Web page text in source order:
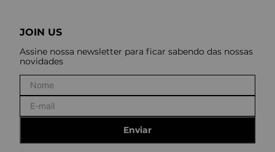
JOIN US
Assine nossa newsletter para ficar sabendo das nossas
novidades
Enviar